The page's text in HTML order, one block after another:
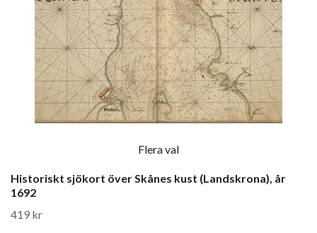
Flera val
Historiskt sjökort över Skånes kust (Landskrona), år
1692
419 kr